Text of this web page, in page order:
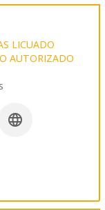
LICUADO
AUTORIZADO
